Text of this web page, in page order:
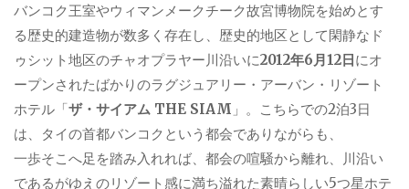
バンコク王室やウィマンメークチーク故宮博物院を始めとす
る歴史的建造物が数多く存在し、歴史的地区として閑静なド
ゥシット地区のチャオプラヤー川沿いに2012年6月12日にオ
ープンされたばかりのラグジュアリー・アーバン・リゾート
ホテル「ザ・サイアム THE SIAM 」。こちらでの2泊3日
は、タイの首都バンコクという都会でありながらも、
一歩そこへ足を踏み入れれば、都会の喧騒から離れ、川沿い
であるがゆえのリゾート感に満ち溢れた素晴らしい5つ星ホテ